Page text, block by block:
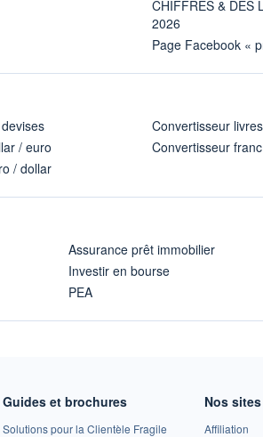
CHIFFRES & DES
2026
Page Facebook «
/ euro
/ dollar
Convertisseur
Convertisseur
Assurance prêt immobilier
Investir en bourse
PEA
Guides et brochures
Solutions pour la Clientèle Fragile
Nos sites
Affiliation